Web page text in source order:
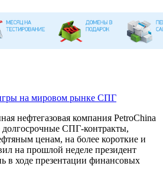
на мировом рынке СПГ
нефтегазовая компания PetroChina
долгосрочные СПГ-контракты,
ценам, на более короткие и
на прошлой неделе президент
в ходе презентации финансовых